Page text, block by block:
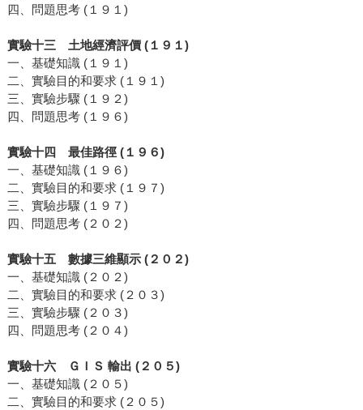
四、問題思考 (１９１)
實驗十三 土地經濟評價 (１９１)
一、基礎知識 (１９１)
二、實驗目的和要求 (１９１)
三、實驗步驟 (１９２)
四、問題思考 (１９６)
實驗十四 最佳路徑 (１９６)
一、基礎知識 (１９６)
二、實驗目的和要求 (１９７)
三、實驗步驟 (１９７)
四、問題思考 (２０２)
實驗十五 數據三維顯示 (２０２)
一、基礎知識 (２０２)
二、實驗目的和要求 (２０３)
三、實驗步驟 (２０３)
四、問題思考 (２０４)
實驗十六 ＧＩＳ 輸出 (２０５)
一、基礎知識 (２０５)
二、實驗目的和要求 (２０５)